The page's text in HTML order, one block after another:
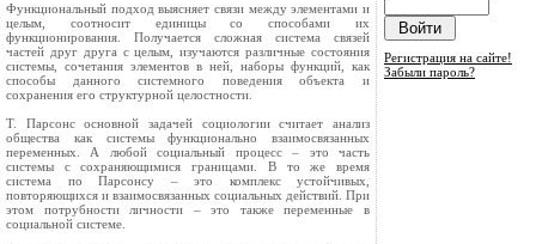
Функциональный подход выясняет связи между элементами и
целым, соотносит единицы со способами их
функционирования. Получается сложная система связей
частей друг друга с целым, изучаются различные состояния
системы, сочетания элементов в ней, наборы функций, как
способы данного системного поведения объекта и
сохранения его структурной целостности.
Т. Парсонс основной задачей социологии считает анализ
общества как системы функционально взаимосвязанных
переменных. А любой социальный процесс – это часть
системы с сохраняющимися границами. В то же время
система по Парсонсу – это комплекс устойчивых,
повторяющихся и взаимосвязанных социальных действий. При
этом потрубности личности – это также переменные в
социальной системе.
Регистрация на сайте!
Забыли пароль?